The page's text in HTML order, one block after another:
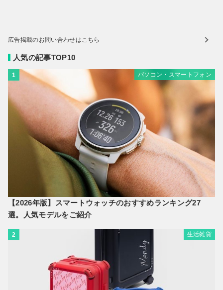
広告掲載のお問い合わせはこちら
人気の記事TOP10
1 パソコン・スマートフォン
【2026年版】スマートウォッチのおすすめランキング27
選。人気モデルをご紹介
2 生活雑貨